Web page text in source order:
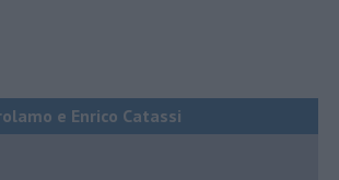
e Enrico Catassi